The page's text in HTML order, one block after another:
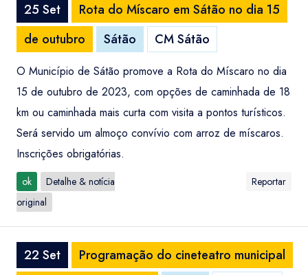
25 Set
Rota do Míscaro em Sátão no dia 15
de outubro
Sátão CM Sátão
O Município de Sátão promove a Rota do Míscaro no dia
15 de outubro de 2023, com opções de caminhada de 18
km ou caminhada mais curta com visita a pontos turísticos.
Será servido um almoço convívio com arroz de míscaros.
Inscrições obrigatórias.
ok
Detalhe & notícia
original
Reportar
22 Set
Programação do cineteatro municipal